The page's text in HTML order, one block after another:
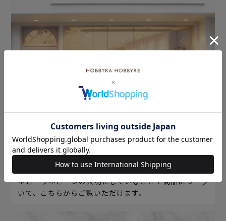
ホビーラホビーレについて
ホビーラホビーレの大切にしていることや商品につ
いて、こちらからご覧いただけます。